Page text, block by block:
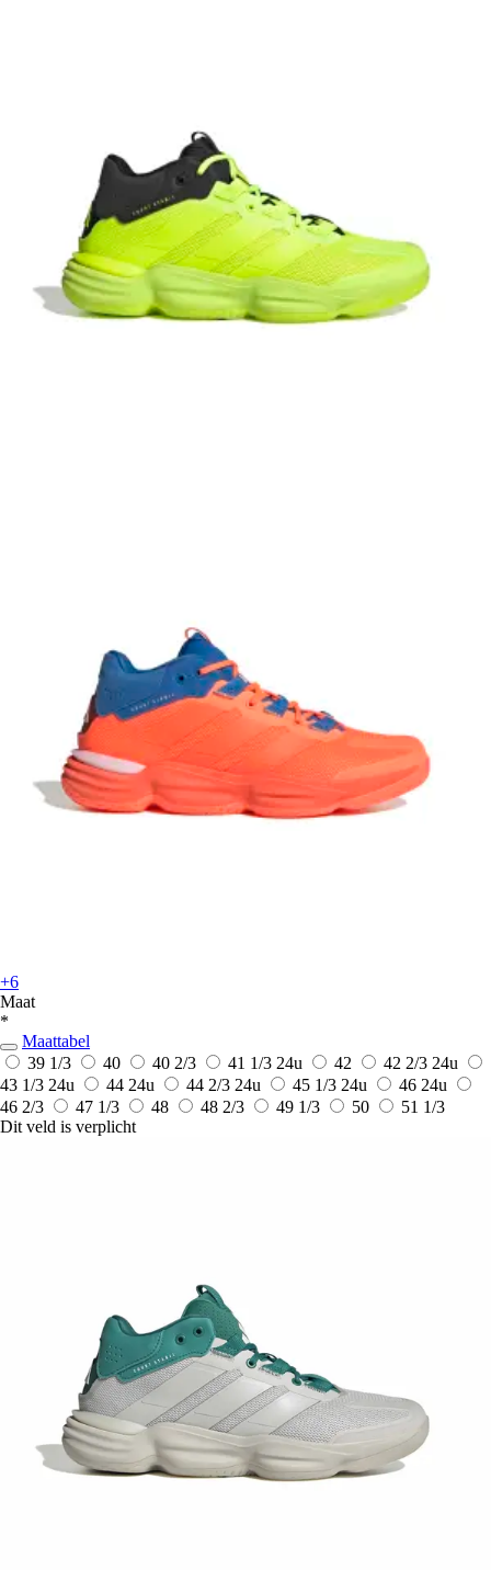
+6
Maat
*
Maattabel
39 1/3
40 40 2/3 41 1/3 24u 42 42 2/3 24u
43 1/3 24u 44 24u 44 2/3 24u 45 1/3 24u 46 24u
46 2/3
47 1/3 48 48 2/3 49 1/3 50
51 1/3
Dit veld is verplicht